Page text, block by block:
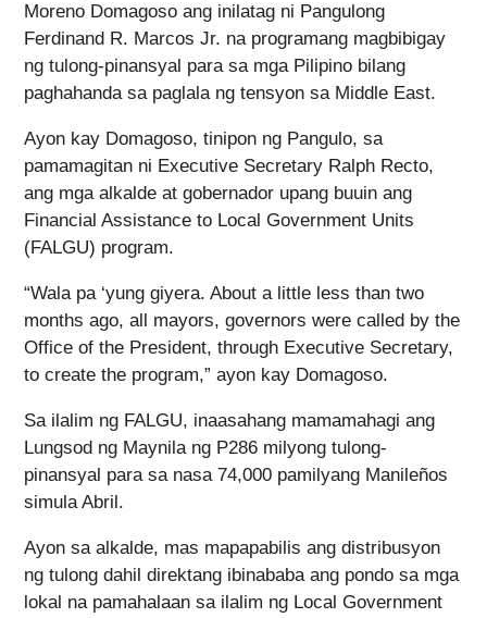
Moreno Domagoso ang inilatag ni Pangulong
Ferdinand R. Marcos Jr. na programang magbibigay
ng tulong-pinansyal para sa mga Pilipino bilang
paghahanda sa paglala ng tensyon sa Middle East.
Ayon kay Domagoso, tinipon ng Pangulo, sa
pamamagitan ni Executive Secretary Ralph Recto,
ang mga alkalde at gobernador upang buuin ang
Financial Assistance to Local Government Units
(FALGU) program.
“Wala pa ‘yung giyera. About a little less than two
months ago, all mayors, governors were called by the
Office of the President, through Executive Secretary,
to create the program,” ayon kay Domagoso.
Sa ilalim ng FALGU, inaasahang mamamahagi ang
Lungsod ng Maynila ng P286 milyong tulong-
pinansyal para sa nasa 74,000 pamilyang Manileños
simula Abril.
Ayon sa alkalde, mas mapapabilis ang distribusyon
ng tulong dahil direktang ibinababa ang pondo sa mga
lokal na pamahalaan sa ilalim ng Local Government